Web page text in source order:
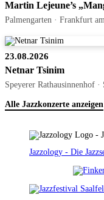
Martin Lejeune’s
Palmengarten · Frankfurt
23.08.2026
Netnar Tsinim
Speyerer Rathausinnenhof ·
Alle Jazzkonzerte anzeigen
Jazzology - Die